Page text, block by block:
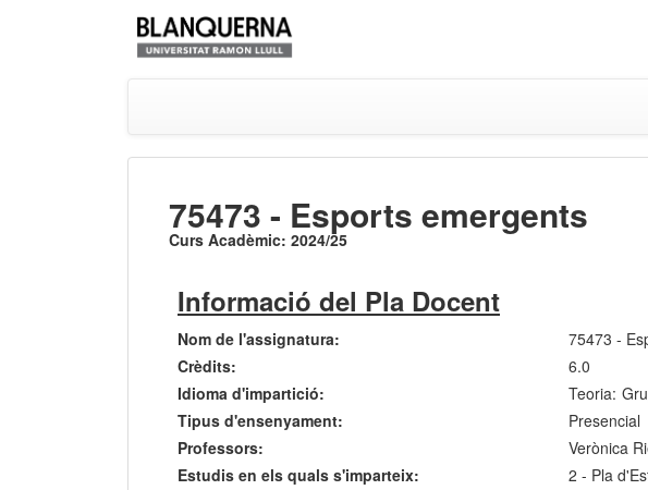
75473 - Esports emergents
Curs Acadèmic: 2024/25
Informació del Pla Docent
Nom de l'assignatura:
75473 -
Crèdits:
6.0
Idioma d'impartició:
Teoria:
Tipus d'ensenyament:
Presencial
Professors:
Verònica
Estudis en els quals s'imparteix:
2 - Pla